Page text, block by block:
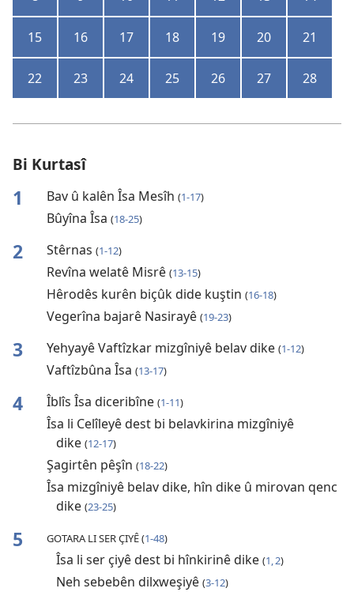
15 16 17 18 19 20 21
22 23 24 25 26 27 28
Bi Kurtasî
1 Bav û kalên Îsa Mesîh (1-17)
Bûyîna Îsa (18-25)
2 Stêrnas (1-12)
Revîna welatê Misrê (13-15)
Hêrodês kurên biçûk dide kuştin (16-18)
Vegerîna bajarê Nasirayê (19-23)
3 Yehyayê Vaftîzkar mizgîniyê belav dike (1-12)
Vaftîzbûna Îsa (13-17)
4 Îblîs Îsa diceribîne (1-11)
Îsa li Celîleyê dest bi belavkirina mizgîniyê
dike (12-17)
Şagirtên pêşîn (18-22)
Îsa mizgîniyê belav dike, hîn dike û mirovan qenc
dike (23-25)
5 GOTARA LI SER ÇIYÊ (1-48)
Îsa li ser çiyê dest bi hînkirinê dike (1, 2)
Neh sebebên dilxweşiyê (3-12)